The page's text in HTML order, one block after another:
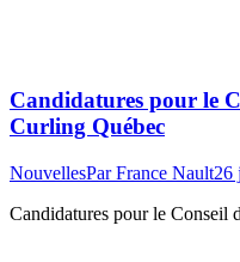
Candidatures pour le
Curling Québec
NouvellesParFrance Nault26
Candidatures pour le Conseil